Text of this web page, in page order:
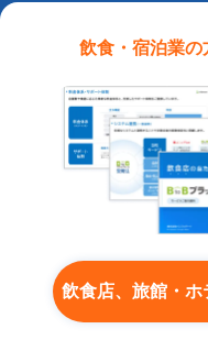
飲食・宿泊業の
飲食店、旅館・ホ